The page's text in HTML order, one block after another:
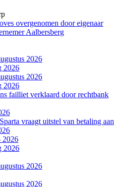
overgenomen door eigenaar
Aalbersberg
2026
2026
2026
2026
failliet verklaard door rechtbank
vraagt uitstel van betaling aan
2026
2026
2026
2026